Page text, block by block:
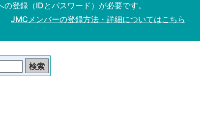
登録（IDとパスワード）が必要です。
JMCメンバーの登録方法・詳細についてはこちら